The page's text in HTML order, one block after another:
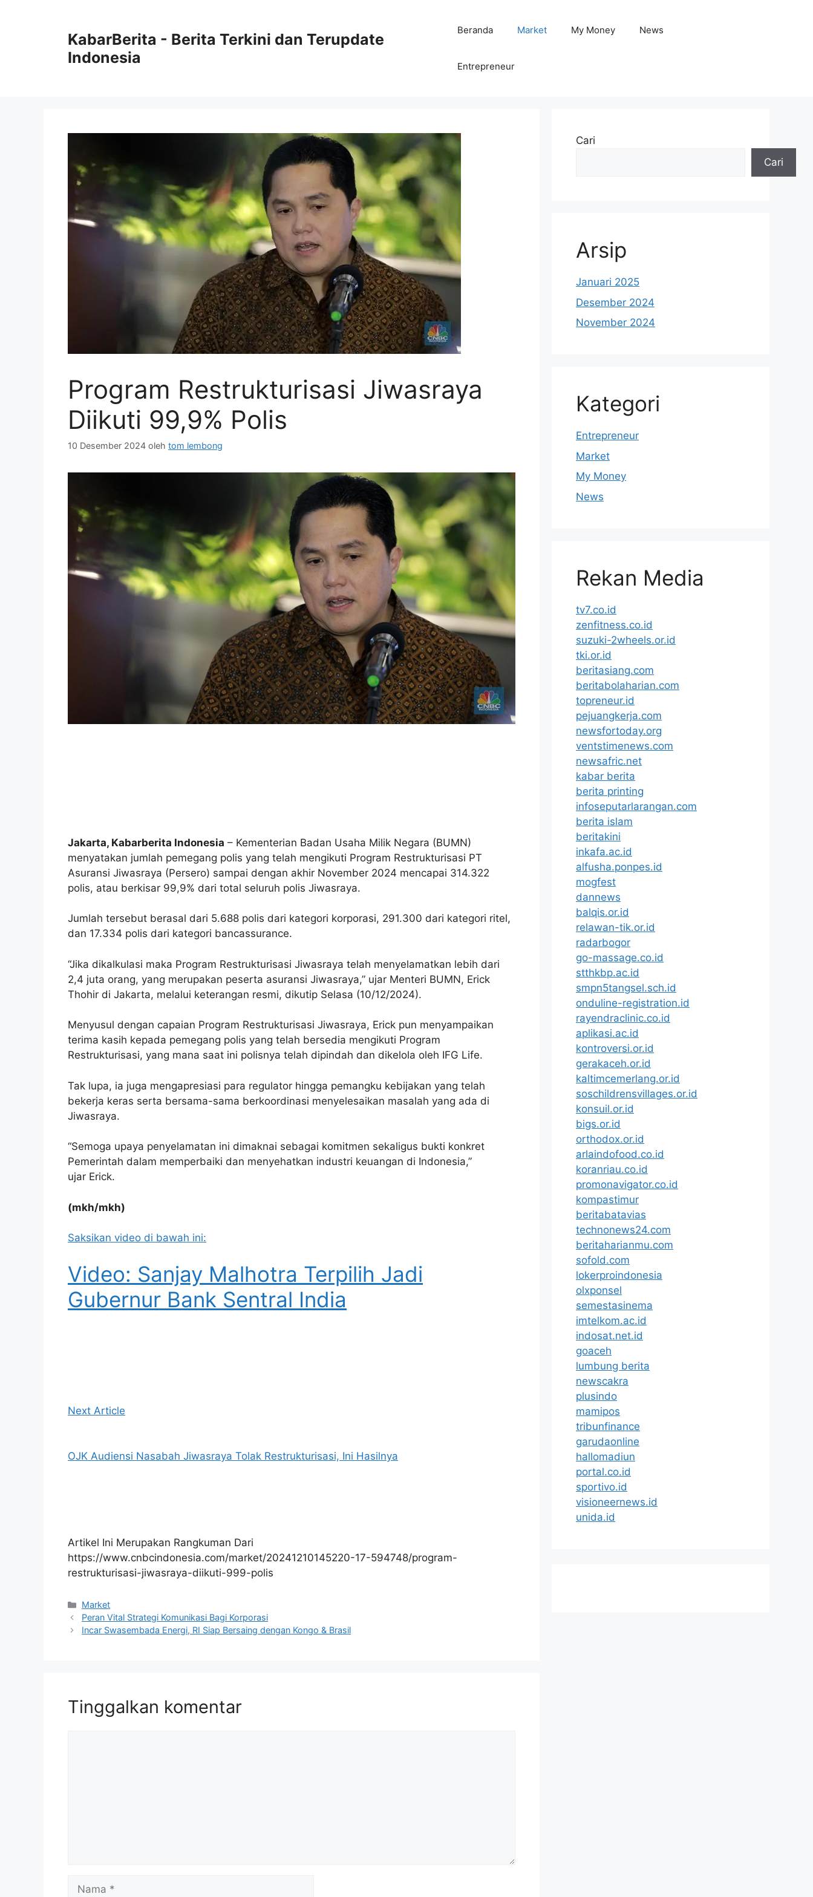
KabarBerita - Berita Terkini dan Terupdate
Indonesia
Beranda Market My Money News
Entrepreneur
Program Restrukturisasi Jiwasraya
Diikuti 99,9% Polis
10 Desember 2024 oleh tom lembong
Jakarta, Kabarberita Indonesia – Kementerian Badan Usaha Milik Negara (BUMN)
menyatakan jumlah pemegang polis yang telah mengikuti Program Restrukturisasi PT
Asuransi Jiwasraya (Persero) sampai dengan akhir November 2024 mencapai 314.322
polis, atau berkisar 99,9% dari total seluruh polis Jiwasraya.
Jumlah tersebut berasal dari 5.688 polis dari kategori korporasi, 291.300 dari kategori ritel,
dan 17.334 polis dari kategori bancassurance.
“Jika dikalkulasi maka Program Restrukturisasi Jiwasraya telah menyelamatkan lebih dari
2,4 juta orang, yang merupakan peserta asuransi Jiwasraya,” ujar Menteri BUMN, Erick
Thohir di Jakarta, melalui keterangan resmi, dikutip Selasa (10/12/2024).
Menyusul dengan capaian Program Restrukturisasi Jiwasraya, Erick pun menyampaikan
terima kasih kepada pemegang polis yang telah bersedia mengikuti Program
Restrukturisasi, yang mana saat ini polisnya telah dipindah dan dikelola oleh IFG Life.
Tak lupa, ia juga mengapresiasi para regulator hingga pemangku kebijakan yang telah
bekerja keras serta bersama-sama berkoordinasi menyelesaikan masalah yang ada di
Jiwasraya.
“Semoga upaya penyelamatan ini dimaknai sebagai komitmen sekaligus bukti konkret
Pemerintah dalam memperbaiki dan menyehatkan industri keuangan di Indonesia,”
ujar Erick.
(mkh/mkh)
Saksikan video di bawah ini:
Video: Sanjay Malhotra Terpilih Jadi
Gubernur Bank Sentral India
Next Article
OJK Audiensi Nasabah Jiwasraya Tolak Restrukturisasi, Ini Hasilnya
Artikel Ini Merupakan Rangkuman Dari
https://www.cnbcindonesia.com/market/20241210145220-17-594748/program-
restrukturisasi-jiwasraya-diikuti-999-polis
Kategori
Market
Peran Vital Strategi Komunikasi Bagi Korporasi
Incar Swasembada Energi, RI Siap Bersaing dengan Kongo & Brasil
Tinggalkan komentar
Nama
Cari
Cari
Arsip
Januari 2025
Desember 2024
November 2024
Kategori
Entrepreneur
Market
My Money
News
Rekan Media
tv7.co.id
zenfitness.co.id
suzuki-2wheels.or.id
tki.or.id
beritasiang.com
beritabolaharian.com
topreneur.id
pejuangkerja.com
newsfortoday.org
ventstimenews.com
newsafric.net
kabar berita
berita printing
infoseputarlarangan.com
berita islam
beritakini
inkafa.ac.id
alfusha.ponpes.id
mogfest
dannews
balqis.or.id
relawan-tik.or.id
radarbogor
go-massage.co.id
stthkbp.ac.id
smpn5tangsel.sch.id
onduline-registration.id
rayendraclinic.co.id
aplikasi.ac.id
kontroversi.or.id
gerakaceh.or.id
kaltimcemerlang.or.id
soschildrensvillages.or.id
konsuil.or.id
bigs.or.id
orthodox.or.id
arlaindofood.co.id
koranriau.co.id
promonavigator.co.id
kompastimur
beritabatavias
technonews24.com
beritaharianmu.com
sofold.com
lokerproindonesia
olxponsel
semestasinema
imtelkom.ac.id
indosat.net.id
goaceh
lumbung berita
newscakra
plusindo
mamipos
tribunfinance
garudaonline
hallomadiun
portal.co.id
sportivo.id
visioneernews.id
unida.id